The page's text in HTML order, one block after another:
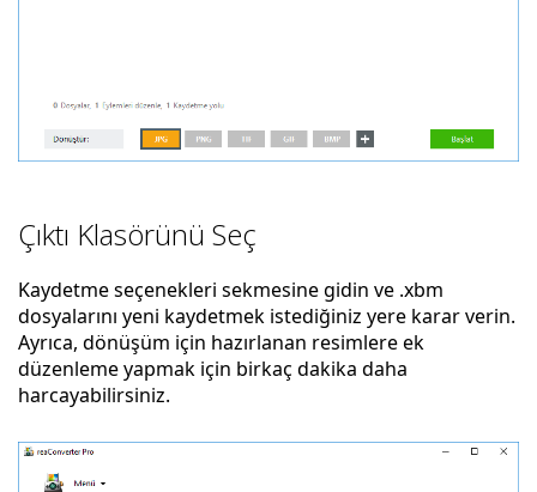
Çıktı Klasörünü Seç
Kaydetme seçenekleri sekmesine gidin ve .xbm
dosyalarını yeni kaydetmek istediğiniz yere karar verin.
Ayrıca, dönüşüm için hazırlanan resimlere ek
düzenleme yapmak için birkaç dakika daha
harcayabilirsiniz.